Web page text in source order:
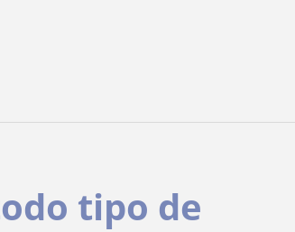
tipo de